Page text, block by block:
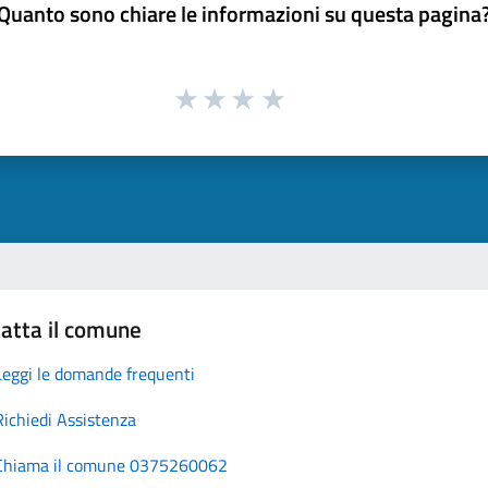
sono chiare le informazioni su questa
il comune
le domande frequenti
Assistenza
il comune 0375260062